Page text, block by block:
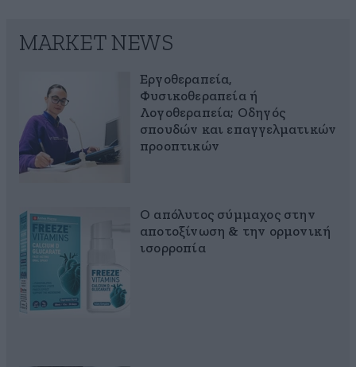
MARKET NEWS
Εργοθεραπεία,
Φυσικοθεραπεία ή
Λογοθεραπεία; Οδηγός
σπουδών και επαγγελματικών
προοπτικών
Ο απόλυτος σύμμαχος στην
αποτοξίνωση & την ορμονική
ισορροπία